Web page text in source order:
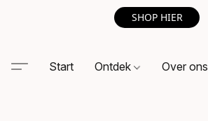
SHOP HIER
Start Ontdek Over ons